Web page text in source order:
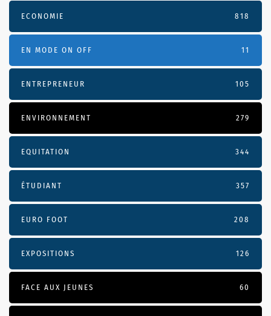
ECONOMIE 818
EN MODE ON OFF 11
ENTREPRENEUR 105
ENVIRONNEMENT 279
EQUITATION 344
ÉTUDIANT 357
EURO FOOT 208
EXPOSITIONS 126
FACE AUX JEUNES 60